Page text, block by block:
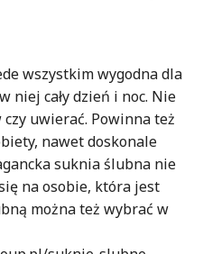
wszystkim wygodna dla
niej cały dzień i noc. Nie
uwierać. Powinna też
nawet doskonale
suknia ślubna nie
na osobie, która jest
można też wybrać w